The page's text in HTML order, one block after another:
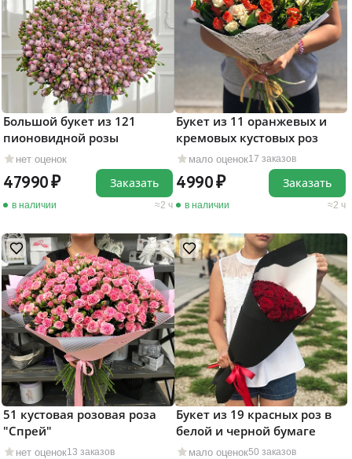
нет оценок
Большой букет из 121
пионовидной розы
47990
в наличии 2 ч
Заказать
мало оценок17 заказов
Букет из 11 оранжевых и
кремовых кустовых роз
4990
в наличии 2 ч
Заказать
нет оценок13 заказов
51 кустовая розовая роза
"Cпрей"
мало оценок50 заказов
Букет из 19 красных роз в
белой и черной бумаге